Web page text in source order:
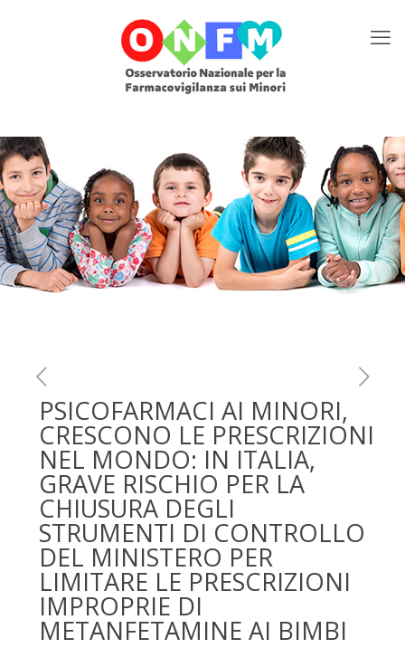
PSICOFARMACI AI MINORI,
CRESCONO LE PRESCRIZIONI
NEL MONDO: IN ITALIA,
GRAVE RISCHIO PER LA
CHIUSURA DEGLI
STRUMENTI DI CONTROLLO
DEL MINISTERO PER
LIMITARE LE PRESCRIZIONI
IMPROPRIE DI
METANFETAMINE AI BIMBI